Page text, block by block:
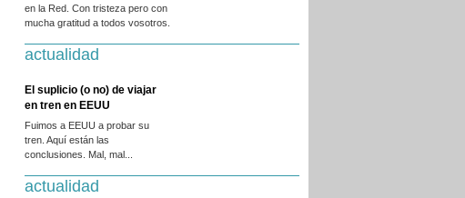
en la Red. Con tristeza pero con
mucha gratitud a todos vosotros.
actualidad
El suplicio (o no) de viajar
en tren en EEUU
Fuimos a EEUU a probar su
tren. Aquí están las
conclusiones. Mal, mal...
actualidad